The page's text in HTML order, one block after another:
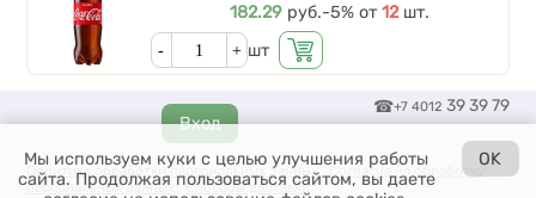
Цена
182.29 руб.Скидки от количества
-5%от 12 шт.
Кол-во
шт
+7 4012 39 39 79
Политика обработки персональных данных
Согласие на обработку
персональных данных
Способы доставки
Мы используем куки с целью улучшения работы
сайта. Продолжая пользоваться сайтом, вы даете
OK